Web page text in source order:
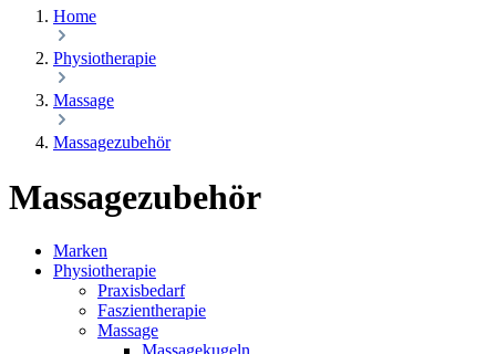
Home
Physiotherapie
Massage
Massagezubehör
Massagezubehör
Marken
Physiotherapie
Praxisbedarf
Faszientherapie
Massage
Massagekugeln